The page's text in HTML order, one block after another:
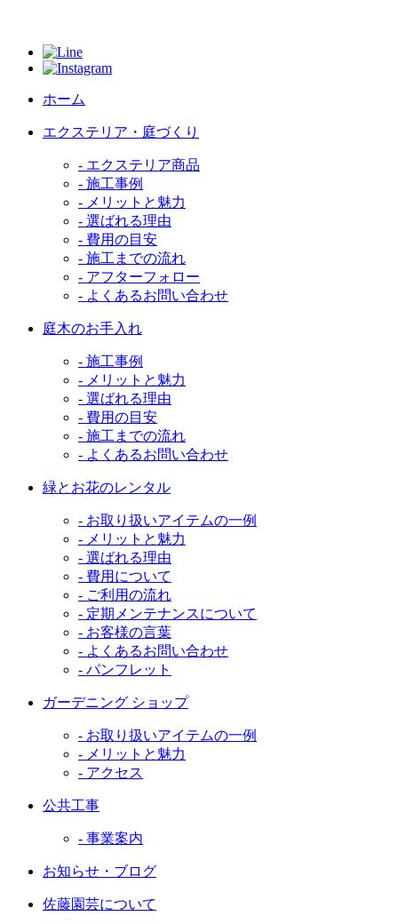
ホーム
エクステリア・庭づくり
- エクステリア商品
- 施工事例
- メリットと魅力
- 選ばれる理由
- 費用の目安
- 施工までの流れ
- アフターフォロー
- よくあるお問い合わせ
庭木のお手入れ
- 施工事例
- メリットと魅力
- 選ばれる理由
- 費用の目安
- 施工までの流れ
- よくあるお問い合わせ
緑とお花のレンタル
- お取り扱いアイテムの一例
- メリットと魅力
- 選ばれる理由
- 費用について
- ご利用の流れ
- 定期メンテナンスについて
- お客様の言葉
- よくあるお問い合わせ
- パンフレット
ガーデニング ショップ
- お取り扱いアイテムの一例
- メリットと魅力
- アクセス
公共工事
- 事業案内
お知らせ・ブログ
佐藤園芸について